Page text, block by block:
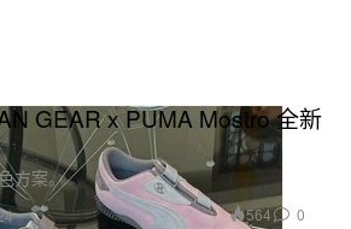
GEAR x PUMA Mostro 全新
方案。
564 0